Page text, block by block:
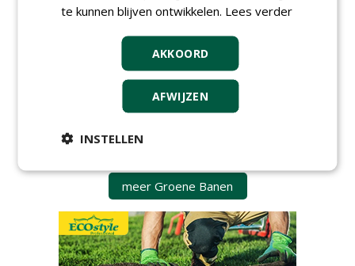
Kasmedewerker (fulltime) bij
06-08-2026, Ven-Zelderheide
Groeiplaats specialist bij
Boomtotaalzorg32-40 uur
30-07-2026, Schalkwijk
Boomtotaalzorg24-40 uur
meer Groene Banen
te kunnen blijven ontwikkelen. Lees verder
AKKOORD
AFWIJZEN
INSTELLEN